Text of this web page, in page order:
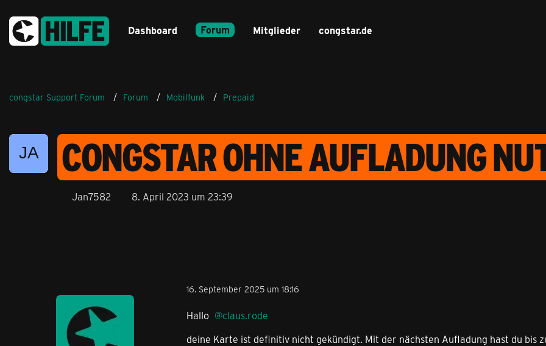
Dashboard Forum Mitglieder congstar.de
congstar Support Forum Forum Mobilfunk Prepaid
CONGSTAR OHNE AUFLADUNG
Jan7582 8. April 2023 um 23:39
16. September 2025 um 18:16
Hallo
claus.rode
deine Karte ist definitiv nicht gekündigt. Mit der nächsten Aufladung hast du bis